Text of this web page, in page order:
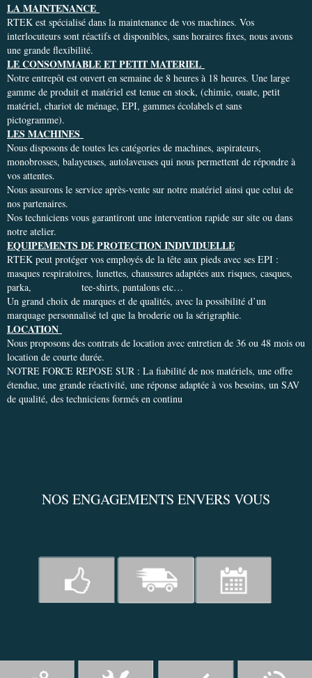
LA MAINTENANCE
RTEK est spécialisé dans la maintenance de vos machines. Vos
interlocuteurs sont réactifs et disponibles, sans horaires fixes, nous avons
une grande flexibilité.
LE CONSOMMABLE ET PETIT MATERIEL
Notre entrepôt est ouvert en semaine de 8 heures à 18 heures. Une large
gamme de produit et matériel est tenue en stock, (chimie, ouate, petit
matériel, chariot de ménage, EPI, gammes écolabels et sans
pictogramme).
LES MACHINES
Nous disposons de toutes les catégories de machines, aspirateurs,
monobrosses, balayeuses, autolaveuses qui nous permettent de répondre à
vos attentes.
Nous assurons le service après-vente sur notre matériel ainsi que celui de
nos partenaires.
Nos techniciens vous garantiront une intervention rapide sur site ou dans
notre atelier.
EQUIPEMENTS DE PROTECTION INDIVIDUELLE
RTEK peut protéger vos employés de la tête aux pieds avec ses EPI :
masques respiratoires, lunettes, chaussures adaptées aux risques, casques,
parka, tee-shirts, pantalons etc…
Un grand choix de marques et de qualités, avec la possibilité d’un
marquage personnalisé tel que la broderie ou la sérigraphie.
LOCATION
Nous proposons des contrats de location avec entretien de 36 ou 48 mois ou
location de courte durée.
NOTRE FORCE REPOSE SUR : La fiabilité de nos matériels, une offre
étendue, une grande réactivité, une réponse adaptée à vos besoins, un SAV
de qualité, des techniciens formés en continu
NOS ENGAGEMENTS ENVERS VOUS